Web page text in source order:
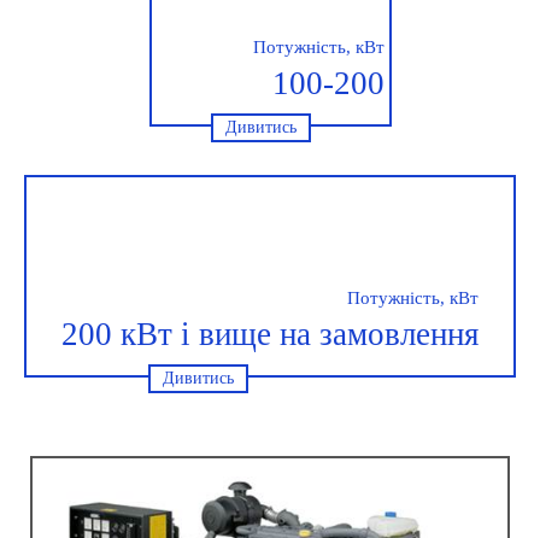
Потужність, кВт
100-200
Дивитись
Потужність, кВт
200 кВт і вище на замовлення
Дивитись